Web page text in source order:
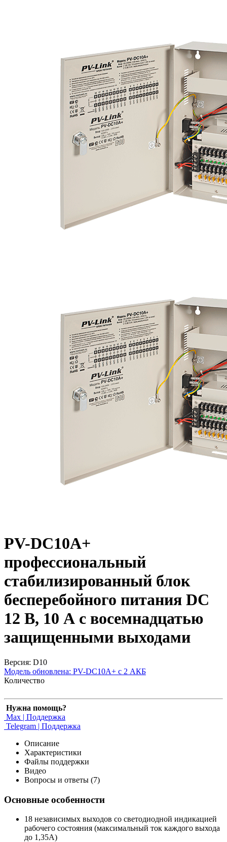
PV-DC10A+
профессиональный
стабилизированный блок
бесперебойного питания DC
12 В, 10 А с восемнадцатью
защищенными выходами
Версия: D10
Модель обновлена: PV-DC10A+ с 2 АКБ
Количество
Нужна помощь?
Max | Поддержка
Telegram | Поддержка
Описание
Характеристики
Файлы поддержки
Видео
Вопросы и ответы (7)
Основные особенности
18 независимых выходов со светодиодной индикацией
рабочего состояния (максимальный ток каждого выхода
до 1,35А)